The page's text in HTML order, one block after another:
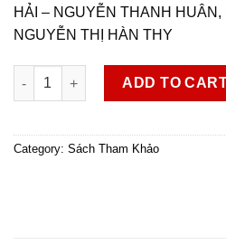
HẢI – NGUYỄN THANH
NGUYỄN THỊ HÀN THY
Thực hành Đạo đức 3 quantity
ADD TO
Category: Sách Tham Khảo